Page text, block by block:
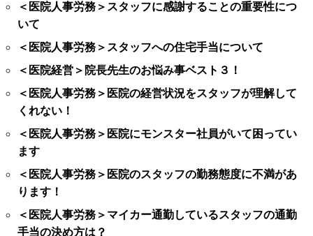
＜医院人事労務＞スタッフに感謝することの重要性につ
いて
＜医院人事労務＞スタッフへの住宅手当について
＜医院経営＞院長先生のお悩み事ベスト３！
＜医院人事労務＞医院の経営状況をスタッフが理解して
くれない！
＜医院人事労務＞医院にモンスター社員がいて困ってい
ます
＜医院人事労務＞医院のスタッフの勤務態度に不満があ
ります！
＜医院人事労務＞マイカー通勤しているスタッフの通勤
手当の決め方は？